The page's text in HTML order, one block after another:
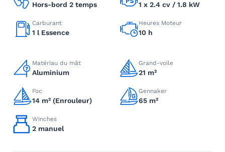
Hors-bord 2 temps 1 x 2.4 cv / 1.8 kW
Carburant
1 l Essence
Heures Moteur
10 h
Matériau du mât
Aluminium
Grand-voile
21 m²
Foc
14 m² (Enrouleur)
Gennaker
65 m²
Winches
2 manuel